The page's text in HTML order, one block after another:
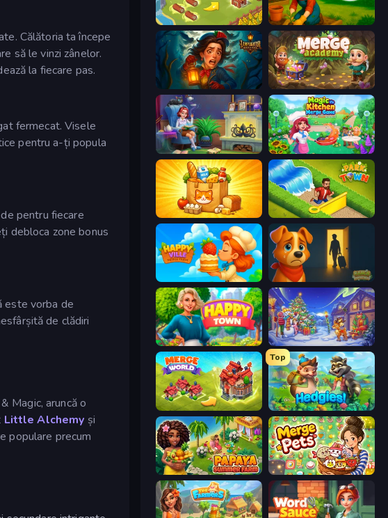
Călătoria ta începe
să le vinzi zânelor.
la fiecare pas.
fermecat. Visele
pentru a-ți popula
pentru fiecare
debloca zone bonus
este vorba de
de clădiri
Magic, aruncă o
Little Alchemy și
populare precum
Castle Craft Sophie's Farm
Lamplighter: Merge & Magic Merge Academy
Halloween Merge Magic Kitchen: Merge Game
Farm Merge Market Park Town
HappyVille Merge Farm Ranch Adventures
Happy Town Snow Farm Happy New Year
Merge World
Top
Hedgies
Papaya Summer Farm Merge Pets